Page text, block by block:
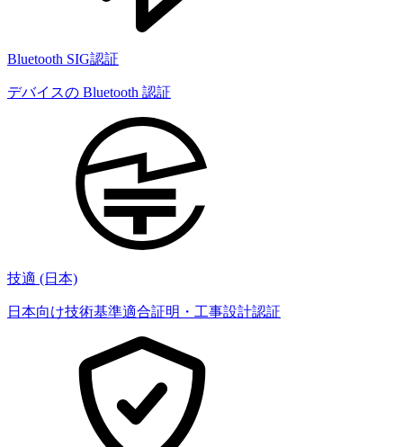
Bluetooth SIG認証
デバイスの Bluetooth 認証
技適 (日本)
日本向け技術基準適合証明・工事設計認証